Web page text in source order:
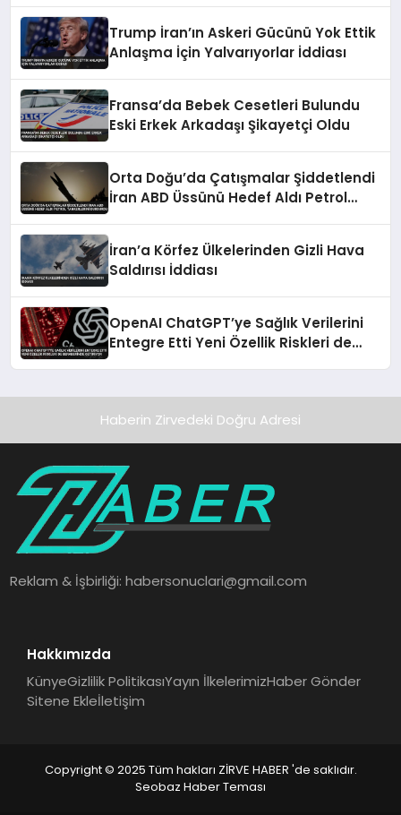
Trump İran’ın Askeri Gücünü Yok Ettik
Anlaşma İçin Yalvarıyorlar İddiası
Fransa’da Bebek Cesetleri Bulundu
Eski Erkek Arkadaşı Şikayetçi Oldu
Orta Doğu’da Çatışmalar Şiddetlendi
İran ABD Üssünü Hedef Aldı Petrol
İran’a Körfez Ülkelerinden Gizli Hava
Saldırısı İddiası
OpenAI ChatGPT’ye Sağlık Verilerini
Entegre Etti Yeni Özellik Riskleri de
Haberin Zirvedeki Doğru Adresi
Reklam & İşbirliği:habersonuclari@gmail.com
Hakkımızda
KünyeGizlilik PolitikasıYayın İlkelerimizHaber Gönder
Sitene Ekleİletişim
Copyright © 2025 Tüm hakları ZİRVE HABER 'de saklıdır.
Seobaz Haber Teması